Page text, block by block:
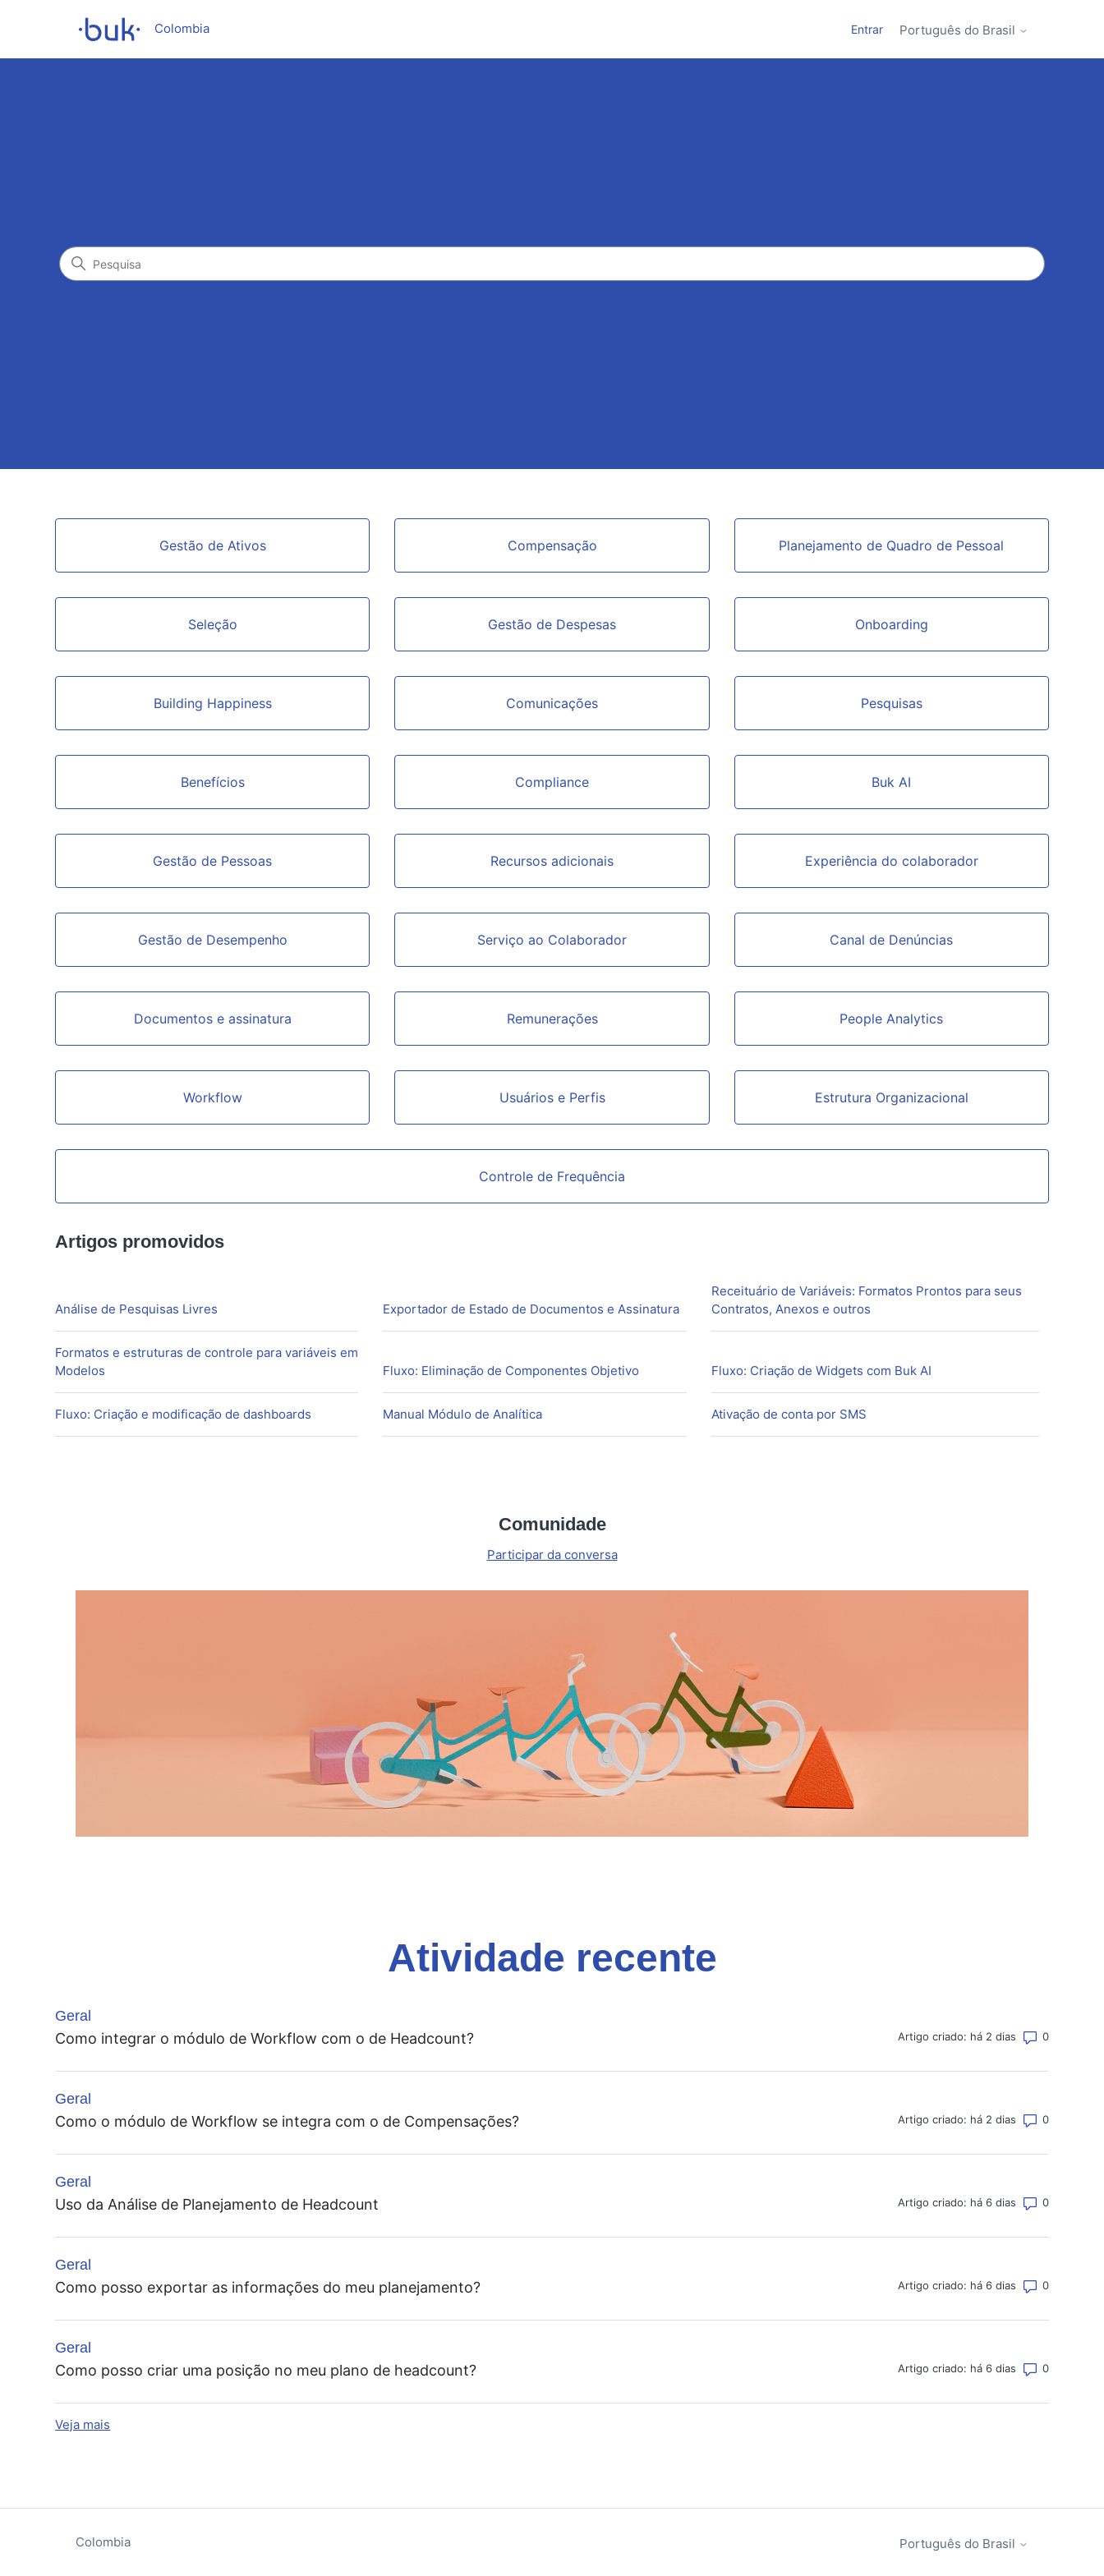
Colombia Entrar Português do Brasil
Pesquisa
Gestão de Ativos Compensação Planejamento de Quadro de Pessoal
Seleção Gestão de Despesas Onboarding
Building Happiness Comunicações Pesquisas
Benefícios Compliance Buk AI
Gestão de Pessoas Recursos adicionais Experiência do colaborador
Gestão de Desempenho Serviço ao Colaborador Canal de Denúncias
Documentos e assinatura Remunerações People Analytics
Workflow Usuários e Perfis Estrutura Organizacional
Controle de Frequência
Artigos promovidos
Análise de Pesquisas Livres Exportador de Estado de Documentos e Assinatura
Receituário de Variáveis: Formatos Prontos para seus
Contratos, Anexos e outros
Formatos e estruturas de controle para variáveis em
Modelos
Fluxo: Eliminação de Componentes Objetivo Fluxo: Criação de Widgets com Buk AI
Fluxo: Criação e modificação de dashboards Manual Módulo de Analítica Ativação de conta por SMS
Comunidade
Participar da conversa
Atividade recente
Geral
Como integrar o módulo de Workflow com o de Headcount? Artigo criado: há 2 dias Número
Geral
Como o módulo de Workflow se integra com o de Compensações? Artigo criado: há 2 dias Número
Geral
Uso da Análise de Planejamento de Headcount Artigo criado: há 6 dias Número
Geral
Como posso exportar as informações do meu planejamento? Artigo criado: há 6 dias Número
Geral
Como posso criar uma posição no meu plano de headcount? Artigo criado: há 6 dias Número
Veja mais
Colombia Português do Brasil